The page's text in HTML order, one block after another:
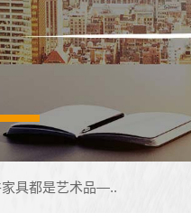
具都是艺术品—..